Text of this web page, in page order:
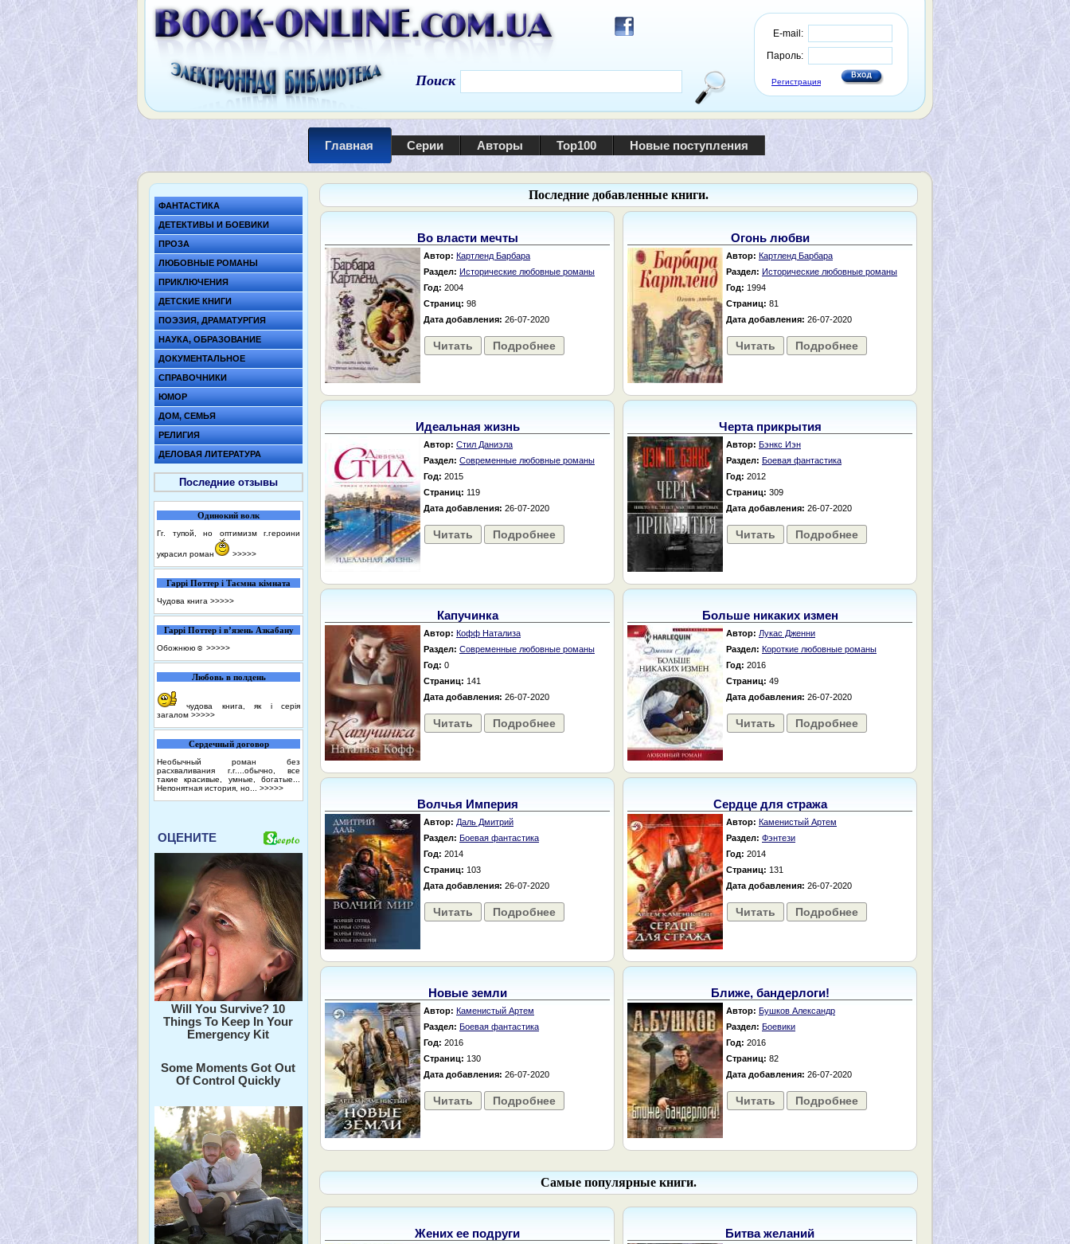
E-mail:
Пароль:
Регистрация
Поиск
Главная Серии Авторы Top100 Новые поступления
ФАНТАСТИКА
ДЕТЕКТИВЫ И БОЕВИКИ
ПРОЗА
ЛЮБОВНЫЕ РОМАНЫ
ПРИКЛЮЧЕНИЯ
ДЕТСКИЕ КНИГИ
ПОЭЗИЯ, ДРАМАТУРГИЯ
НАУКА, ОБРАЗОВАНИЕ
ДОКУМЕНТАЛЬНОЕ
СПРАВОЧНИКИ
ЮМОР
ДОМ, СЕМЬЯ
РЕЛИГИЯ
ДЕЛОВАЯ ЛИТЕРАТУРА
Последние отзывы
Одинокий волк
Гг. тупой, но оптимизм г.героини
украсил роман >>>>>
Гаррі Поттер і Таємна кімната
Чудова книга >>>>>
Гаррі Поттер і в’язень Азкабану
Обожнюю☺️ >>>>>
Любовь в полдень
чудова книга, як і серія
загалом >>>>>
Сердечный договор
Необычный роман без
расхваливания г.г....обычно, все
такие красивые, умные, богатые...
Непонятная история, но... >>>>>
ОЦЕНИТЕ
Will You Survive? 10
Things To Keep In Your
Emergency Kit
Some Moments Got Out
Of Control Quickly
Последние добавленные книги.
Во власти мечты
Автор: Картленд Барбара
Раздел: Исторические любовные романы
Год: 2004
Страниц: 98
Дата добавления: 26-07-2020
Читать Подробнее
Огонь любви
Автор: Картленд Барбара
Раздел: Исторические любовные романы
Год: 1994
Страниц: 81
Дата добавления: 26-07-2020
Читать Подробнее
Идеальная жизнь
Автор: Стил Даниэла
Раздел: Современные любовные романы
Год: 2015
Страниц: 119
Дата добавления: 26-07-2020
Читать Подробнее
Черта прикрытия
Автор: Бэнкс Иэн
Раздел: Боевая фантастика
Год: 2012
Страниц: 309
Дата добавления: 26-07-2020
Читать Подробнее
Капучинка
Автор: Кофф Натализа
Раздел: Современные любовные романы
Год: 0
Страниц: 141
Дата добавления: 26-07-2020
Читать Подробнее
Больше никаких измен
Автор: Лукас Дженни
Раздел: Короткие любовные романы
Год: 2016
Страниц: 49
Дата добавления: 26-07-2020
Читать Подробнее
Волчья Империя
Автор: Даль Дмитрий
Раздел: Боевая фантастика
Год: 2014
Страниц: 103
Дата добавления: 26-07-2020
Читать Подробнее
Сердце для стража
Автор: Каменистый Артем
Раздел: Фэнтези
Год: 2014
Страниц: 131
Дата добавления: 26-07-2020
Читать Подробнее
Новые земли
Автор: Каменистый Артем
Раздел: Боевая фантастика
Год: 2016
Страниц: 130
Дата добавления: 26-07-2020
Читать Подробнее
Ближе, бандерлоги!
Автор: Бушков Александр
Раздел: Боевики
Год: 2016
Страниц: 82
Дата добавления: 26-07-2020
Читать Подробнее
Самые популярные книги.
Жених ее подруги Битва желаний